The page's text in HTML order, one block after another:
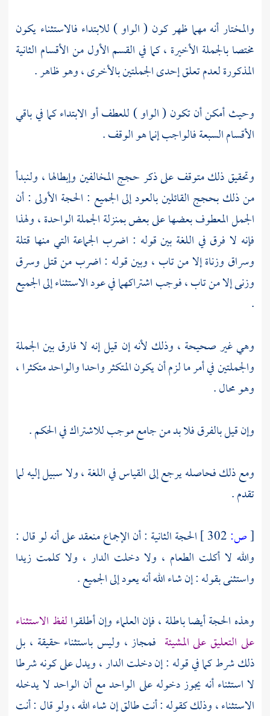
والمختار أنه مهما ظهر كون ( الواو ) للابتداء فالاستثناء يكون
مختصا بالجملة الأخيرة ، كما في القسم الأول من الأقسام الثانية
المذكورة لعدم تعلق إحدى الجملتين بالأخرى ، وهو ظاهر .
وحيث أمكن أن تكون ( الواو ) للعطف أو الابتداء كما في باقي
الأقسام السبعة فالواجب إنما هو الوقف .
وتحقيق ذلك متوقف على ذكر حجج المخالفين وإبطالها ، ولنبدأ
من ذلك بحجج القائلين بالعود إلى الجميع : الحجة الأولى : أن
الجمل المعطوف بعضها على بعض بمنزلة الجملة الواحدة ، ولهذا
فإنه لا فرق في اللغة بين قوله : اضرب الجماعة التي منها قتلة
وسراق وزناة إلا من تاب ، وبين قوله : اضرب من قتل وسرق
وزنى إلا من تاب ، فوجب اشتراكهما في عود الاستثناء إلى الجميع
.
وهي غير صحيحة ، وذلك لأنه إن قيل إنه لا فارق بين الجملة
والجملتين في أمر ما لزم أن يكون المتكثر واحدا والواحد متكثرا ،
وهو محال .
وإن قيل بالفرق فلا بد من جامع موجب للاشتراك في الحكم .
ومع ذلك فحاصله يرجع إلى القياس في اللغة ، ولا سبيل إليه لما
تقدم .
[ص:
الحجة الثانية : أن الإجماع منعقد على أنه لو قال :
والله لا أكلت الطعام ، ولا دخلت الدار ، ولا كلمت زيدا
واستثنى بقوله : إن شاء الله أنه يعود إلى الجميع .
وهذه الحجة أيضا باطلة ، فإن العلماء وإن أطلقوالفظ الاستثناء
على التعليق على المشيئة فمجاز ، وليس باستثناء حقيقة ، بل
ذلك شرط كما في قوله : إن دخلت الدار ، ويدل على كونه شرطا
لا استثناء أنه يجوز دخوله على الواحد مع أن الواحد لا يدخله
الاستثناء ، وذلك كقوله : أنت طالق إن شاء الله ، ولو قال : أنت